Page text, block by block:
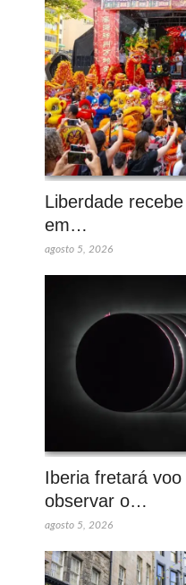
Liberdade
em…
agosto 5, 2026
Iberia fretará
observar o…
agosto 5, 2026